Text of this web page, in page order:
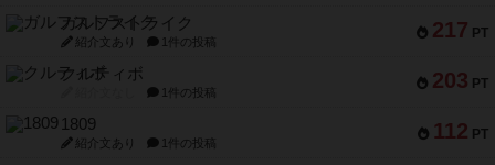
217 PT
ガルフストライク
紹介文あり 1件の投稿
203 PT
クルティボ
1件の投稿
112 PT
1809
紹介文あり 1件の投稿